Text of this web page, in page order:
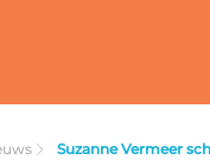
Suzanne Vermeer